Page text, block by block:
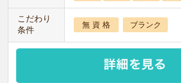
こだわり
条件
無 資 格 ブランク